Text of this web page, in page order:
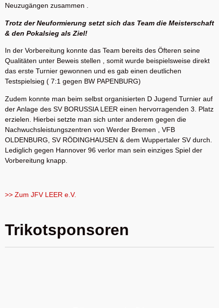
Neuzugängen zusammen .
Trotz der Neuformierung setzt sich das Team die Meisterschaft
& den Pokalsieg als Ziel!
In der Vorbereitung konnte das Team bereits des Öfteren seine
Qualitäten unter Beweis stellen , somit wurde beispielsweise direkt
das erste Turnier gewonnen und es gab einen deutlichen
Testspielsieg ( 7:1 gegen BW PAPENBURG)
Zudem konnte man beim selbst organisierten D Jugend Turnier auf
der Anlage des SV BORUSSIA LEER einen hervorragenden 3. Platz
erzielen. Hierbei setzte man sich unter anderem gegen die
Nachwuchsleistungszentren von Werder Bremen , VFB
OLDENBURG, SV RÖDINGHAUSEN & dem Wuppertaler SV durch.
Lediglich gegen Hannover 96 verlor man sein einziges Spiel der
Vorbereitung knapp.
>> Zum JFV LEER e.V.
Trikotsponsoren